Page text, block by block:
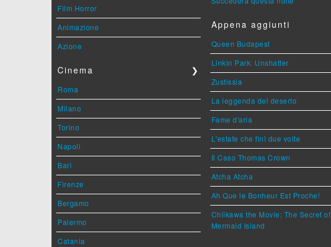
Film Horror
Animazione
Azione
Cinema ❯
Roma
Milano
Torino
Napoli
Bari
Firenze
Bergamo
Palermo
Catania
Appena aggiunti
Queen Budapest
Linkin Park: Unshatter
Zustissia
La leggenda del deserto
Fame d'aria
L'estate che finì due volte
Il Caso Thomas Crown
Atcha Atcha
Ah Que le Bonheur Est Proche!
Chiikawa the Movie: The Secret of
Mermaid Island